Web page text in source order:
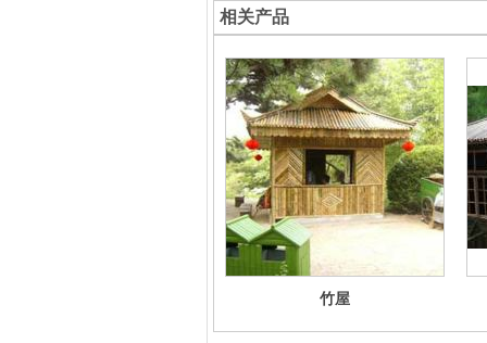
相关产品
竹屋